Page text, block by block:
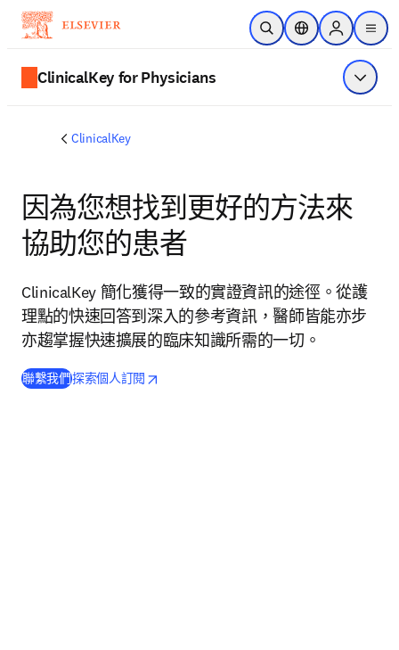
跳到主要內容
公開搜尋位置選擇器Sign in to
menu
ClinicalKey for Physicians 顯示選
ClinicalKey
因為您想找到更好的方法來
協助您的患者
ClinicalKey 簡化獲得一致的實證資訊的途徑。從護
理點的快速回答到深入的參考資訊，醫師皆能亦步
亦趨掌握快速擴展的臨床知識所需的一切。
聯繫我們探索個人訂閱 打開新的分頁／視窗
opens in new tab/window